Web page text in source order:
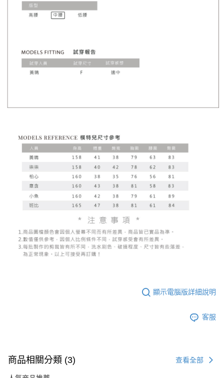
顯示電腦版詳細說明
客服
商品相關分類 (3) 查看全部